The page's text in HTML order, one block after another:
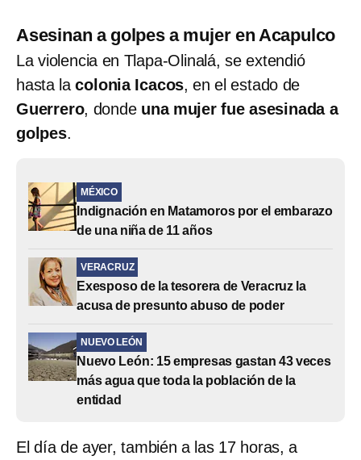
Asesinan a golpes a mujer en Acapulco
La violencia en Tlapa-Olinalá, se extendió
hasta lacolonia Icacos, en el estado de
Guerrero, donde una mujer fue asesinada a
golpes.
MÉXICO
Indignación en Matamoros por el embarazo
de una niña de 11 años
VERACRUZ
Exesposo de la tesorera de Veracruz la
acusa de presunto abuso de poder
NUEVO LEÓN
Nuevo León: 15 empresas gastan 43 veces
más agua que toda la población de la
entidad
El día de ayer, también a las 17 horas, a